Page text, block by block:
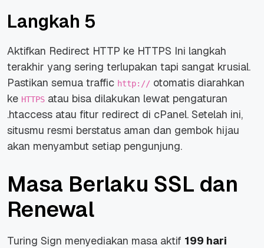
Langkah 5
Aktifkan Redirect HTTP ke HTTPS Ini langkah
terakhir yang sering terlupakan tapi sangat krusial.
Pastikan semua traffic http:// otomatis diarahkan
ke HTTPS atau bisa dilakukan lewat pengaturan
.htaccess atau fitur redirect di cPanel. Setelah ini,
situsmu resmi berstatus aman dan gembok hijau
akan menyambut setiap pengunjung.
Masa Berlaku SSL dan
Renewal
Turing Sign menyediakan masa aktif 199 hari